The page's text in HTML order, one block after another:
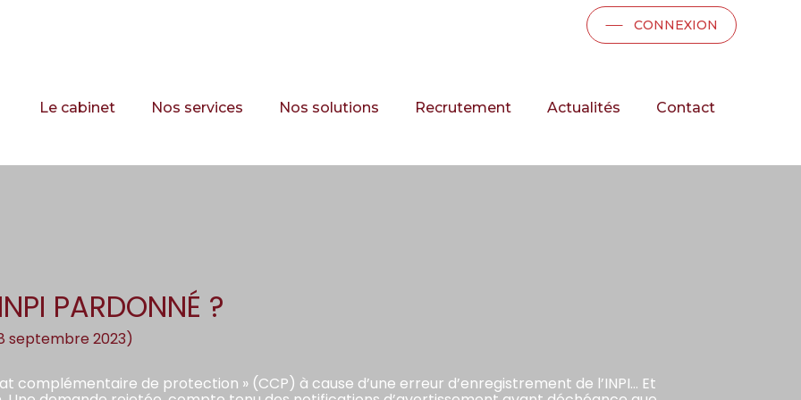
CONNEXION
Le cabinet Nos services Nos solutions Recrutement Actualités Contact
PARDONNÉ ?
septembre 2023)
complémentaire de protection » (CCP) à cause d’une erreur d’enregistrement de l’INPI… Et